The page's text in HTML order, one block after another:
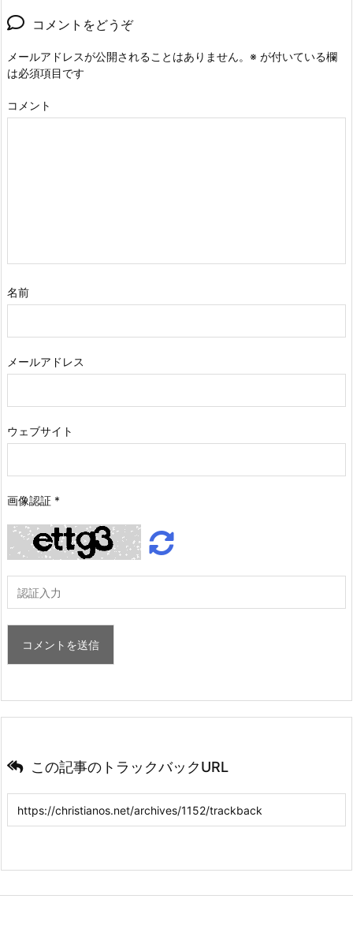
コメントをどうぞ
メールアドレスが公開されることはありません。 ※ が付いている欄
は必須項目です
コメント
名前
メールアドレス
ウェブサイト
画像認証 *
この記事のトラックバックURL